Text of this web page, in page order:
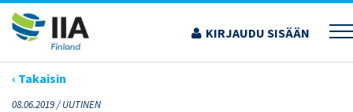
Siirry
sisältöön
KIRJAUDU SISÄÄN
›ARTIKKELIT›INTERNAL AUDIT: ARE YOU ESG READY?
‹ Takaisin
08.06.2019 /UUTINEN